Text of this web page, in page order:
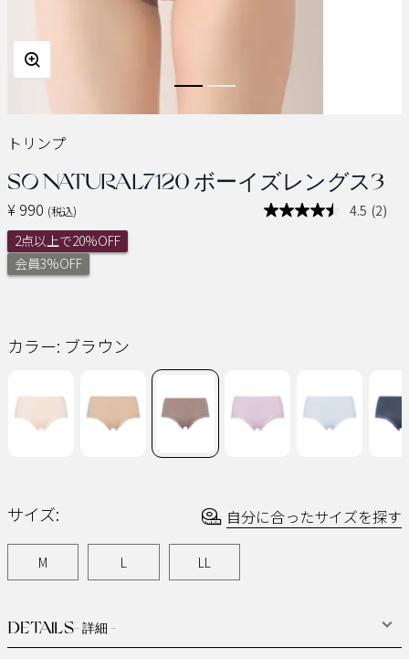
DETAILS- 詳細 -
トリンプ
SO NATURAL7120 ボーイズレングス3
¥ 990 (税込) 4.5 レ
の
リ
ン
ク。
(2)
2点以上で20%OFF
会員3%OFF
カラー: ブラウン
サイズ: 自分に合ったサイズを探す
M L LL